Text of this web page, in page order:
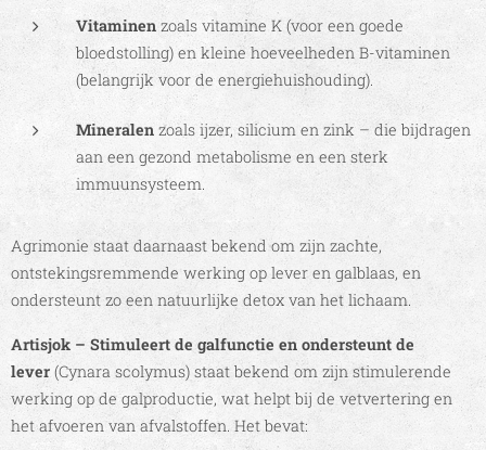
Vitaminen zoals vitamine K (voor een goede
bloedstolling) en kleine hoeveelheden B-vitaminen
(belangrijk voor de energiehuishouding).
Mineralen zoals ijzer, silicium en zink – die bijdragen
aan een gezond metabolisme en een sterk
immuunsysteem.
Agrimonie staat daarnaast bekend om zijn zachte,
ontstekingsremmende werking op lever en galblaas, en
ondersteunt zo een natuurlijke detox van het lichaam.
Artisjok – Stimuleert de galfunctie en ondersteunt de
lever (Cynara scolymus) staat bekend om zijn stimulerende
werking op de galproductie, wat helpt bij de vetvertering en
het afvoeren van afvalstoffen. Het bevat: